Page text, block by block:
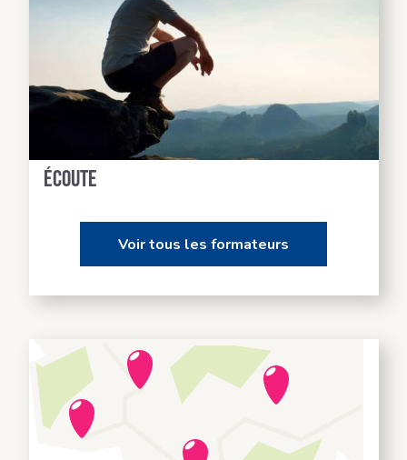
Des formateurs à votre
écoute
Voir tous les formateurs